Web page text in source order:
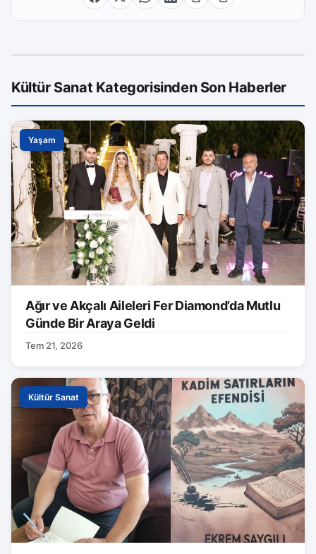
Kültür Sanat Kategorisinden Son Haberler
Yaşam
Ağır ve Akçalı Aileleri Fer Diamond’da Mutlu
Günde Bir Araya Geldi
Tem 21, 2026
Kültür Sanat